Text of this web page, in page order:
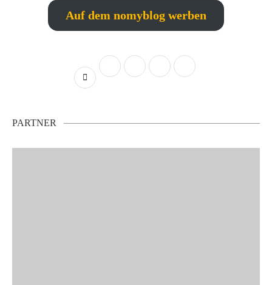
Auf dem nomyblog werben
PARTNER